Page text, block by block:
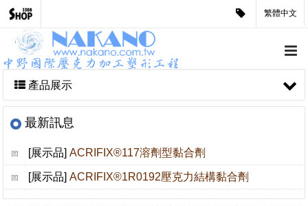
繁體中文
產品展示
最新訊息
[展示品] ACRIFIX®117溶劑型黏合劑
[展示品] ACRIFIX®1R0192壓克力結構黏合劑